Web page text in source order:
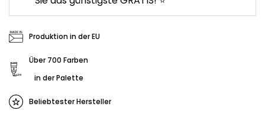
Produktion in der EU
Über 700 Farben
in der Palette
Beliebtester Hersteller